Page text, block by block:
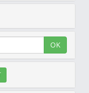
OK